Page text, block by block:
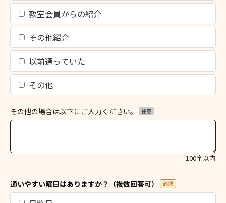
教室会員からの紹介
その他紹介
以前通っていた
その他
その他の場合は以下にご入力ください。 任意
100字以内
通いやすい曜日はありますか？（複数回答可） 必須